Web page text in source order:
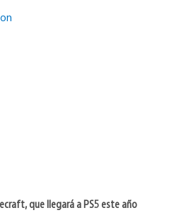
que llegará a PS5 este año